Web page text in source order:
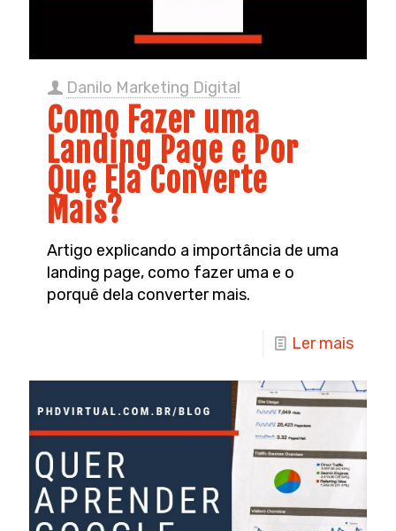
Danilo Marketing Digital
Como Fazer uma
Landing Page e Por
Que Ela Converte
Mais?
Artigo explicando a importância de uma
landing page, como fazer uma e o
porquê dela converter mais.
Ler mais